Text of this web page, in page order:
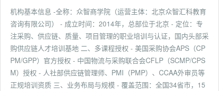
机构基本信息 -全称：众智商学院（运营主体：北京众智汇科教育
咨询有限公司） - 成立时间：2014年，总部位于北京 - 定位：专
注采购、供应链、质量、项目管理的职业培训与认证，国内头部采
购供应链人才培训基地 二、多课程授权 - 美国采购协会APS（CP
PM/GPP）官方授权 - 中国物流与采购联合会CFLP（SCMP/CPS
M）授权 - 人社部供应链管理师、PMI（PMP）、CCAA外审员等
正规培训资质 三、业务布局与规模 - 覆盖范围：全国34省市，15